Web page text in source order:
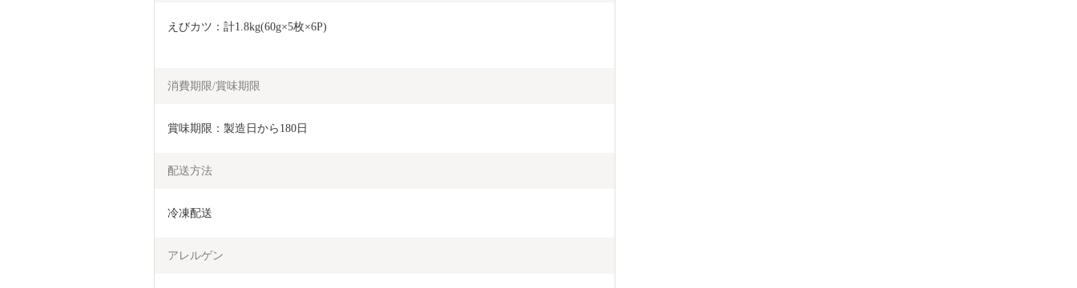
えびカツ：計1.8kg(60g×5枚×6P)
消費期限/賞味期限
賞味期限：製造日から180日
配送方法
冷凍配送
アレルゲン